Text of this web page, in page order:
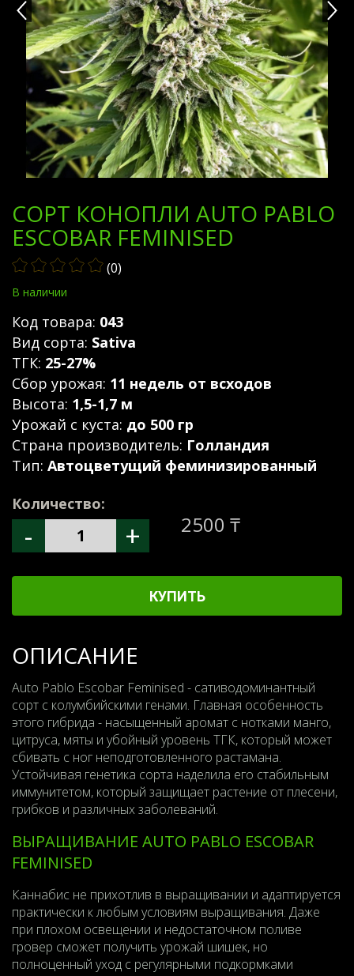
СОРТ КОНОПЛИ AUTO PABLO
ESCOBAR FEMINISED
(0)
В наличии
Код товара: 043
Вид сорта: Sativa
ТГК: 25-27%
Сбор урожая: 11 недель от всходов
Высота: 1,5-1,7 м
Урожай с куста: до 500 гр
Страна производитель: Голландия
Тип: Автоцветущий феминизированный
Количество:
- + 2500 ₸
КУПИТЬ
ОПИСАНИЕ
Auto Pablo Escobar Feminised - сативодоминантный
сорт с колумбийскими генами. Главная особенность
этого гибрида - насыщенный аромат с нотками манго,
цитруса, мяты и убойный уровень ТГК, который может
сбивать с ног неподготовленного растамана.
Устойчивая генетика сорта наделила его стабильным
иммунитетом, который защищает растение от плесени,
грибков и различных заболеваний.
ВЫРАЩИВАНИЕ AUTO PABLO ESCOBAR
FEMINISED
Каннабис не прихотлив в выращивании и адаптируется
практически к любым условиям выращивания. Даже
при плохом освещении и недостаточном поливе
гровер сможет получить урожай шишек, но
полноценный уход с регулярными подкормками